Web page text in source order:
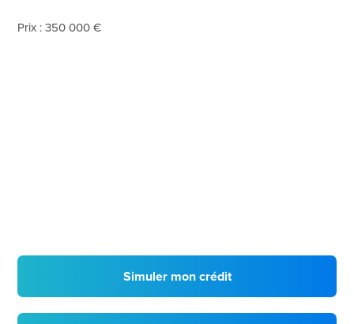
Prix : 350 000 €
Simuler mon crédit